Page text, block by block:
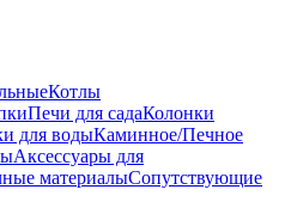
Котлы
Печи для садаКолонки
для водыКаминное/Печное
Аксессуары для
материалыСопутствующие